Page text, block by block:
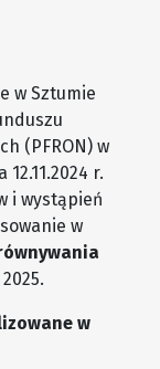
w Sztumie
(PFRON) w
r.
i wystąpień
w
w